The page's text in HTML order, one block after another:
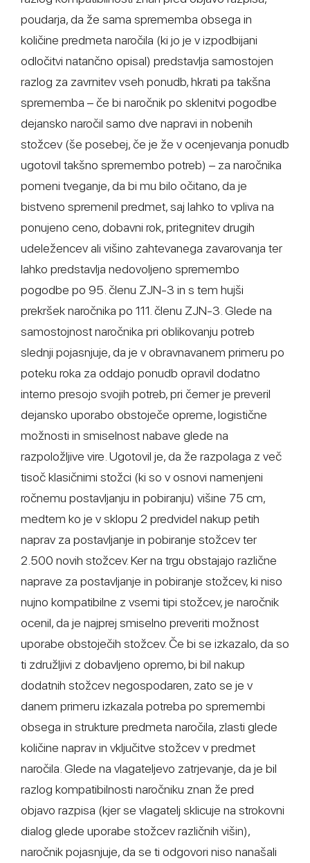
poudarja, da že sama sprememba obsega in
količine predmeta naročila (ki jo je v izpodbijani
odločitvi natančno opisal) predstavlja samostojen
razlog za zavrnitev vseh ponudb, hkrati pa takšna
sprememba – če bi naročnik po sklenitvi pogodbe
dejansko naročil samo dve napravi in nobenih
stožcev (še posebej, če je že v ocenjevanja ponudb
ugotovil takšno spremembo potreb) – za naročnika
pomeni tveganje, da bi mu bilo očitano, da je
bistveno spremenil predmet, saj lahko to vpliva na
ponujeno ceno, dobavni rok, pritegnitev drugih
udeležencev ali višino zahtevanega zavarovanja ter
lahko predstavlja nedovoljeno spremembo
pogodbe po 95. členu ZJN-3 in s tem hujši
prekršek naročnika po 111. členu ZJN-3. Glede na
samostojnost naročnika pri oblikovanju potreb
slednji pojasnjuje, da je v obravnavanem primeru po
poteku roka za oddajo ponudb opravil dodatno
interno presojo svojih potreb, pri čemer je preveril
dejansko uporabo obstoječe opreme, logistične
možnosti in smiselnost nabave glede na
razpoložljive vire. Ugotovil je, da že razpolaga z več
tisoč klasičnimi stožci (ki so v osnovi namenjeni
ročnemu postavljanju in pobiranju) višine 75 cm,
medtem ko je v sklopu 2 predvidel nakup petih
naprav za postavljanje in pobiranje stožcev ter
2.500 novih stožcev. Ker na trgu obstajajo različne
naprave za postavljanje in pobiranje stožcev, ki niso
nujno kompatibilne z vsemi tipi stožcev, je naročnik
ocenil, da je najprej smiselno preveriti možnost
uporabe obstoječih stožcev. Če bi se izkazalo, da so
ti združljivi z dobavljeno opremo, bi bil nakup
dodatnih stožcev negospodaren, zato se je v
danem primeru izkazala potreba po spremembi
obsega in strukture predmeta naročila, zlasti glede
količine naprav in vključitve stožcev v predmet
naročila. Glede na vlagateljevo zatrjevanje, da je bil
razlog kompatibilnosti naročniku znan že pred
objavo razpisa (kjer se vlagatelj sklicuje na strokovni
dialog glede uporabe stožcev različnih višin),
naročnik pojasnjuje, da se ti odgovori niso nanašali